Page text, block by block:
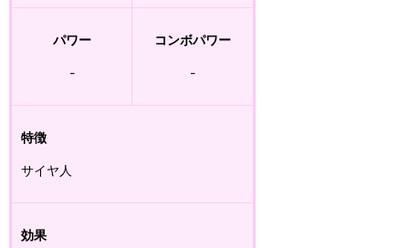
パワー
-
コンボパワー
-
特徴
サイヤ人
効果